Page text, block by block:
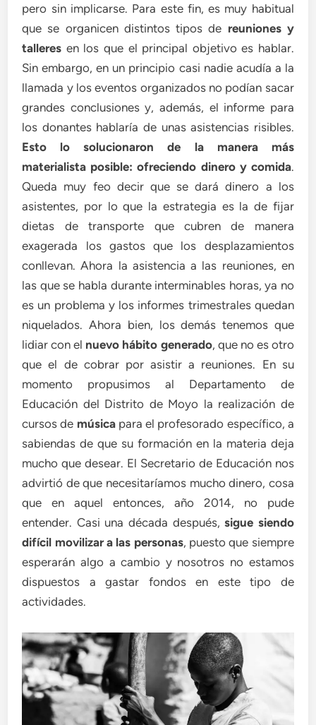
pero sin implicarse. Para este fin, es muy habitual
que se organicen distintos tipos de reuniones y
talleres en los que el principal objetivo es hablar.
Sin embargo, en un principio casi nadie acudía a la
llamada y los eventos organizados no podían sacar
grandes conclusiones y, además, el informe para
los donantes hablaría de unas asistencias risibles.
Esto lo solucionaron de la manera más
materialista posible: ofreciendo dinero y comida.
Queda muy feo decir que se dará dinero a los
asistentes, por lo que la estrategia es la de fijar
dietas de transporte que cubren de manera
exagerada los gastos que los desplazamientos
conllevan. Ahora la asistencia a las reuniones, en
las que se habla durante interminables horas, ya no
es un problema y los informes trimestrales quedan
niquelados. Ahora bien, los demás tenemos que
lidiar con el nuevo hábito generado, que no es otro
que el de cobrar por asistir a reuniones. En su
momento propusimos al Departamento de
Educación del Distrito de Moyo la realización de
cursos de músicapara el profesorado específico, a
sabiendas de que su formación en la materia deja
mucho que desear. El Secretario de Educación nos
advirtió de que necesitaríamos mucho dinero, cosa
que en aquel entonces, año 2014, no pude
entender. Casi una década después,sigue siendo
difícil movilizar a las personas, puesto que siempre
esperarán algo a cambio y nosotros no estamos
dispuestos a gastar fondos en este tipo de
actividades.